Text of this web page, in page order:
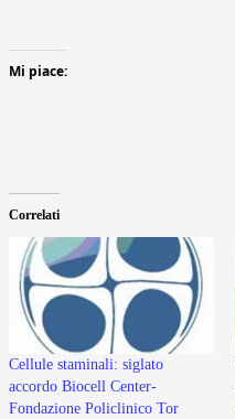
Mi piace:
Correlati
Cellule staminali: siglato
accordo Biocell Center-
Fondazione Policlinico Tor